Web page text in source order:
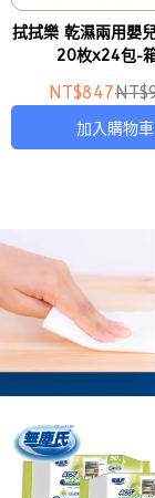
化學配方、不掉
拭拭樂 乾濕兩用嬰
20枚x24包-
NT$847
加入購物車